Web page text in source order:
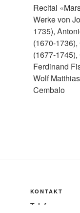
Recital
Werke von
1735),
(1670-
(1677-
Ferdinand
Wolf
Cembalo
KONTAKT
Telefon